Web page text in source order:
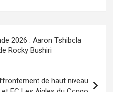
2026 : Aaron Tshibola
Rocky Bushiri
de haut niveau